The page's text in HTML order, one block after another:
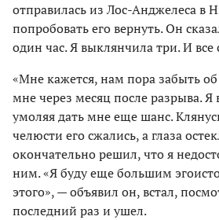
отправилась из Лос-Анджелеса в
попробовать его вернуть. Он
один час. Я выклянчила три. И все
«Мне кажется, нам пора забыть
мне через месяц после разрыва. Я
умоляя дать мне еще шанс.
челюсти его сжались, а глаза
окончательно решил, что я
ним. «Я буду еще большим
этого», — объявил он, встал,
последний раз и ушел.